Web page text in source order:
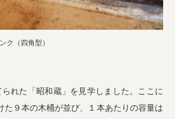
ク（四角型）
れた「昭和蔵」を見学しました。ここに
た９本の木桶が並び、１本あたりの容量は